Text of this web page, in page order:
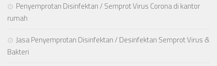
Penyemprotan Disinfektan / Semprot Virus Corona di kantor
rumah
Jasa Penyemprotan Disinfektan / Desinfektan Semprot Virus &
Bakteri